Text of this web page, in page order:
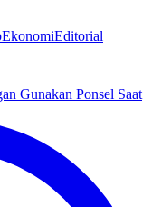
EkonomiEditorial
Gunakan Ponsel Saat